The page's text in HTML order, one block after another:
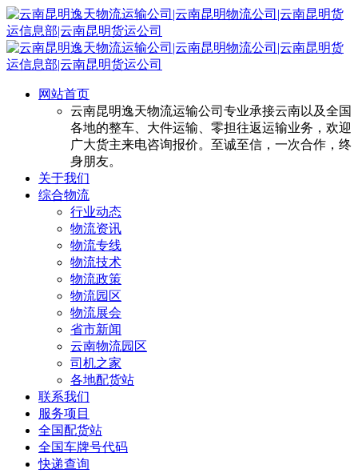
网站首页
云南昆明逸天物流运输公司专业承接云南以及全国
各地的整车、大件运输、零担往返运输业务，欢迎
广大货主来电咨询报价。至诚至信，一次合作，终
身朋友。
关于我们
综合物流
行业动态
物流资讯
物流专线
物流技术
物流政策
物流园区
物流展会
省市新闻
云南物流园区
司机之家
各地配货站
联系我们
服务项目
全国配货站
全国车牌号代码
快递查询